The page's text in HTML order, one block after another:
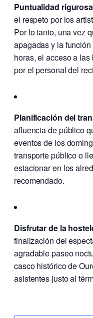
Puntualidad
el respeto por los
Por lo tanto, una vez
apagadas y la
horas, el acceso a
por el personal del
Planificación del
afluencia de público
eventos de los
transporte público o
estacionar en los
recomendado.
Disfrutar de la
finalización del
agradable paseo
casco histórico de
asistentes justo al